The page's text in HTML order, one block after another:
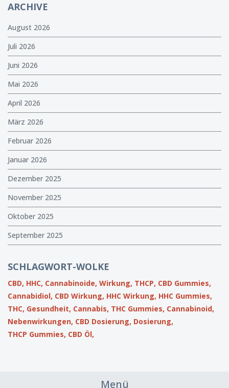
ARCHIVE
August 2026
Juli 2026
Juni 2026
Mai 2026
April 2026
März 2026
Februar 2026
Januar 2026
Dezember 2025
November 2025
Oktober 2025
September 2025
SCHLAGWORT-WOLKE
CBD, HHC, Cannabinoide, Wirkung, THCP, CBD Gummies,
Cannabidiol, CBD Wirkung, HHC Wirkung, HHC Gummies,
THC, Gesundheit, Cannabis, THC Gummies, Cannabinoid,
Nebenwirkungen, CBD Dosierung, Dosierung,
THCP Gummies, CBD Öl,
Menü